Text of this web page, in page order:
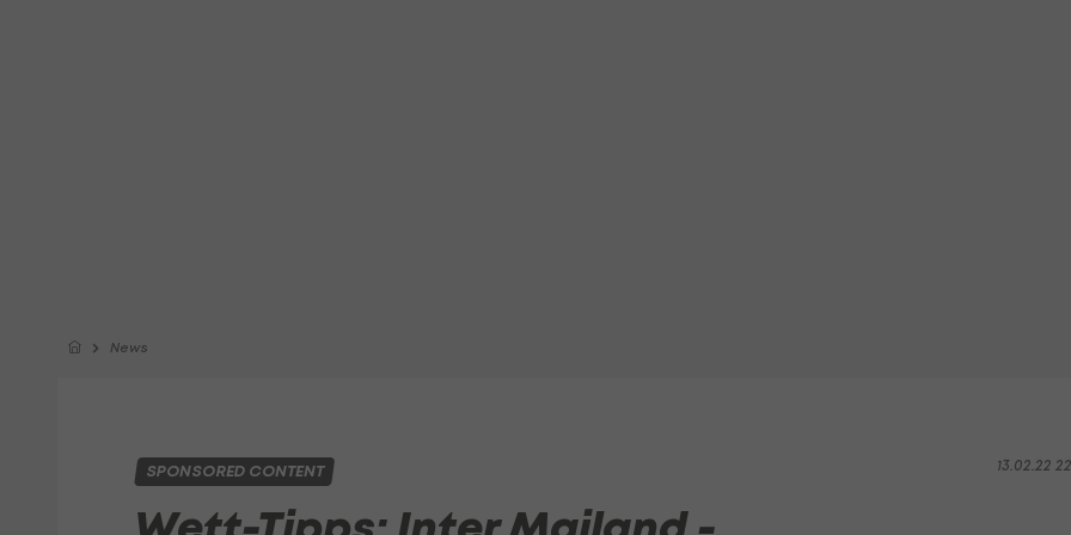
News
13.02.22
SPONSORED CONTENT